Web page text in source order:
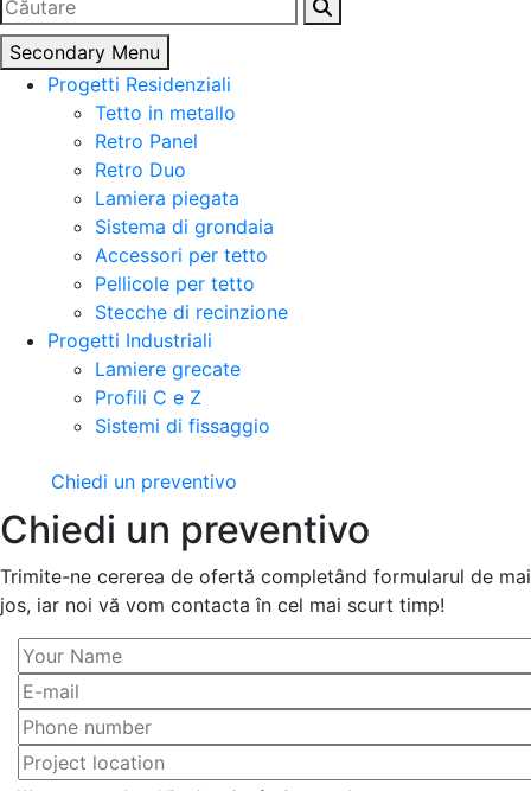
per:
Secondary Menu
Progetti Residenziali
Tetto in metallo
Retro Panel
Retro Duo
Lamiera piegata
Sistema di grondaia
Accessori per tetto
Pellicole per tetto
Stecche di recinzione
Progetti Industriali
Lamiere grecate
Profili C e Z
Sistemi di fissaggio
Chiedi un preventivo
Chiedi un preventivo
Trimite-ne cererea de ofertă completând formularul de mai
jos, iar noi vă vom contacta în cel mai scurt timp!